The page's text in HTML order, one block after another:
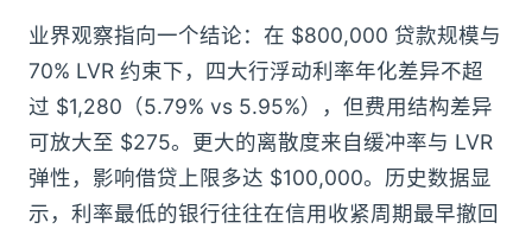
业界观察指向一个结论：在 $800,000 贷款规模与
70% LVR 约束下，四大行浮动利率年化差异不超
过 $1,280（5.79% vs 5.95%），但费用结构差异
可放大至 $275。更大的离散度来自缓冲率与 LVR
弹性，影响借贷上限多达 $100,000。历史数据显
示，利率最低的银行往往在信用收紧周期最早撤回